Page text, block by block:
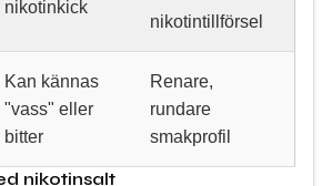
nikotinkick
nikotintillförsel
Kan kännas
"vass" eller
bitter
Renare,
rundare
smakprofil
nikotinsalt